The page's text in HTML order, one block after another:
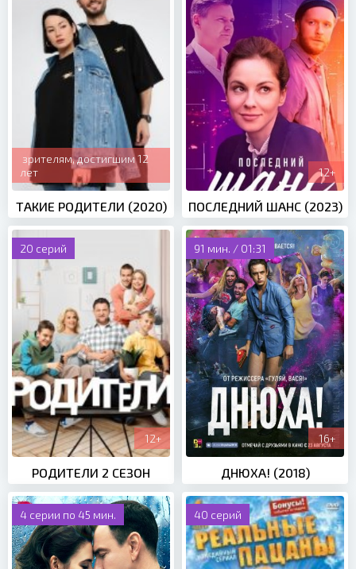
зрителям, достигшим 12
лет
ТАКИЕ РОДИТЕЛИ (2020)
12+
ПОСЛЕДНИЙ ШАНС (2023)
20 серий
12+
РОДИТЕЛИ 2 СЕЗОН
91 мин. / 01:31
16+
ДНЮХА! (2018)
4 серии по 45 мин. 40 серий